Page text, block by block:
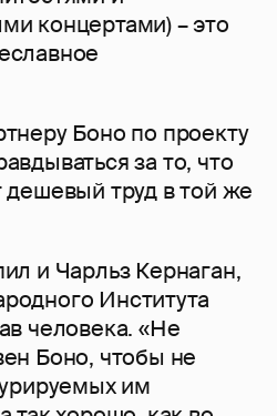
концертами) – это
Боно по проекту
за то, что
дешевый труд в той же
и Чарльз Кернаган,
Института
человека. «Не
Боно, чтобы не
им